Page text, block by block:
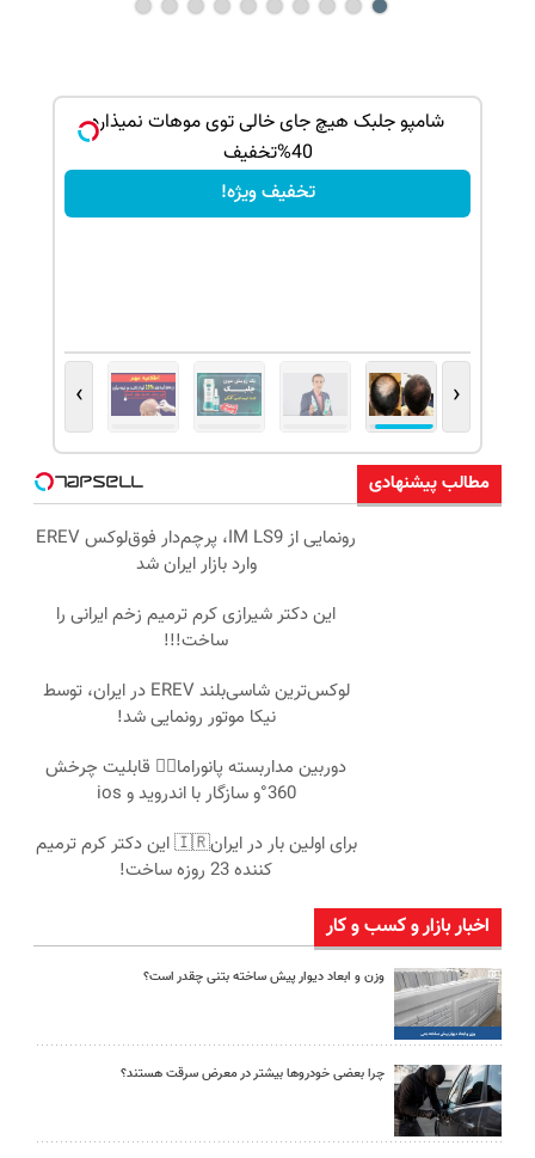
شامپو جلبک هیچ جای خالی توی موهات نمیذاره
40%تخفیف
تخفیف ویژه!
‹
›
مطالب پیشنهادی
رونمایی از IM LS9، پرچم‌دار فوق‌لوکس EREV
وارد بازار ایران شد
این دکتر شیرازی کرم ترمیم زخم ایرانی را
ساخت!!!
لوکس‌ترین شاسی‌بلند EREV در ایران، توسط
نیکا موتور رونمایی شد!
دوربین مداربسته پانوراما👈🏻 قابلیت چرخش
360°و سازگار با اندروید و ios
برای اولین بار در ایران🇮🇷 این دکتر کرم ترمیم
کننده 23 روزه ساخت!
اخبار بازار و کسب و کار
وزن و ابعاد دیوار پیش ساخته بتنی چقدر است؟
چرا بعضی خودروها بیشتر در معرض سرقت هستند؟